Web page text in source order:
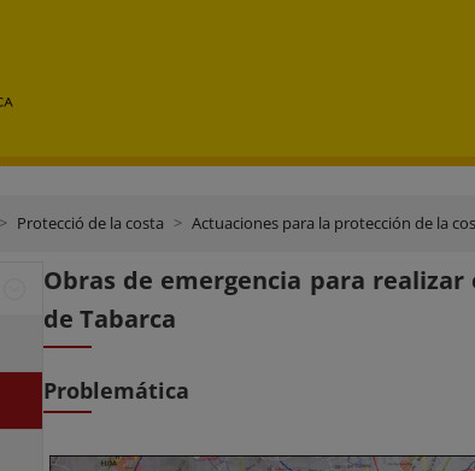
Protecció de la costa Actuaciones para la protección de la
Obras de emergencia para
de Tabarca
Problemática